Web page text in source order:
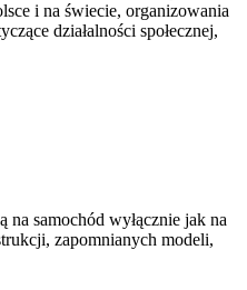
i na świecie, organizowania
działalności społecznej,
samochód wyłącznie jak na
zapomnianych modeli,